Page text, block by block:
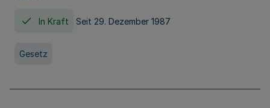
In Kraft Seit 29. Dezember 1987
Gesetz